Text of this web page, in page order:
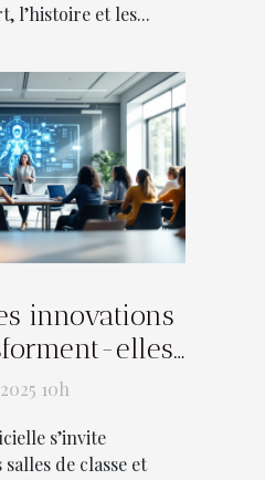
l’histoire et les...
innovations
elles
?
10h
s’invite
de classe et